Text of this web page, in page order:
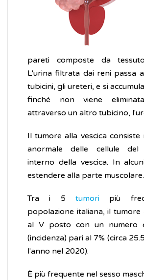
pareti composte da
L'urina filtrata dai reni passa
tubicini, gli ureteri, e si
finché non viene
attraverso un altro tubicino,
Il tumore alla vescica consiste
anormale delle cellule del
interno della vescica. In
estendere alla parte muscolare.
Tra i 5 tumori più
popolazione italiana, il tumore
al V posto con un numero
(incidenza) pari al 7% (circa
l'anno nel 2020).
È più frequente nel sesso